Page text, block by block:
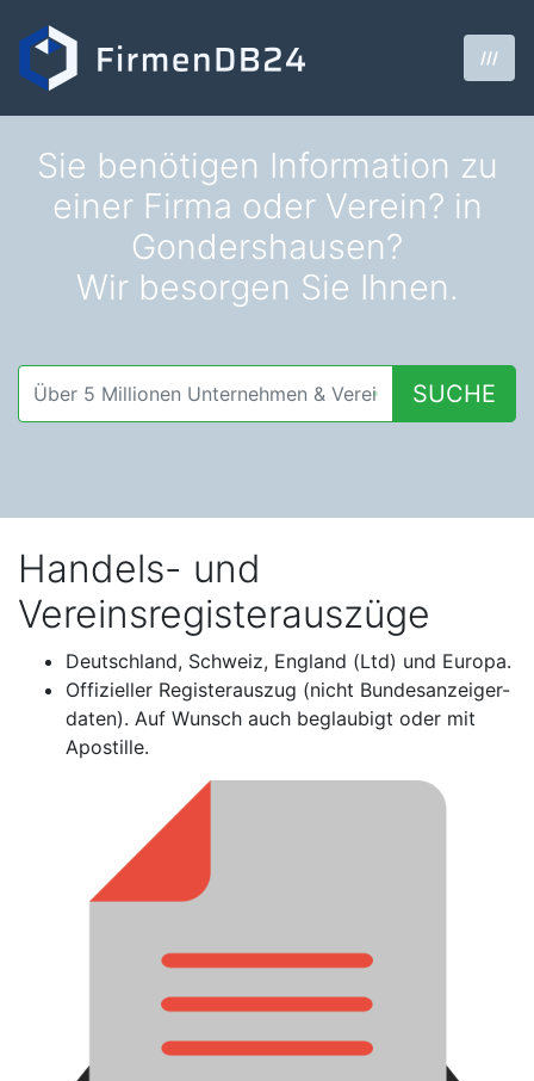
///
Sie benötigen Information zu
einer Firma oder Verein? in
Gondershausen?
Wir besorgen Sie Ihnen.
SUCHE
Handels- und
Vereinsregisterauszüge
Deutschland, Schweiz, England (Ltd) und Europa.
Offizieller Registerauszug (nicht Bundesanzeiger-
daten). Auf Wunsch auch beglaubigt oder mit
Apostille.